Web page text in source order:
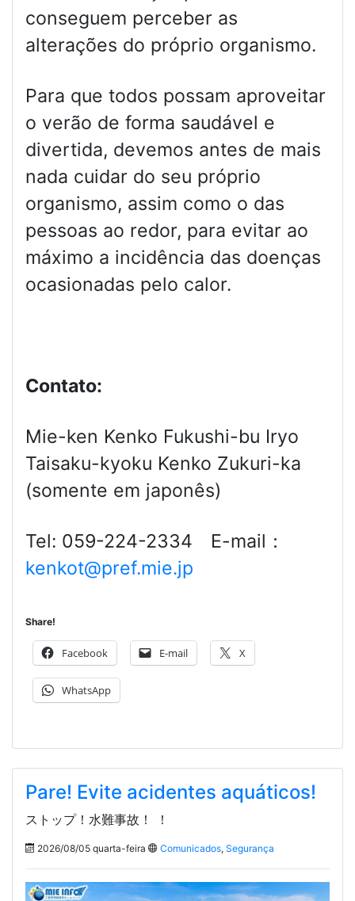
conseguem perceber as
alterações do próprio organismo.
Para que todos possam aproveitar
o verão de forma saudável e
divertida, devemos antes de mais
nada cuidar do seu próprio
organismo, assim como o das
pessoas ao redor, para evitar ao
máximo a incidência das doenças
ocasionadas pelo calor.
Contato:
Mie-ken Kenko Fukushi-bu Iryo
Taisaku-kyoku Kenko Zukuri-ka
(somente em japonês)
Tel: 059-224-2334 E-mail：
kenkot@pref.mie.jp
Share!
Facebook E-mail X
WhatsApp
Pare! Evite acidentes aquáticos!
ストップ！水難事故！ ！
2026/08/05 quarta-feira Comunicados, Segurança